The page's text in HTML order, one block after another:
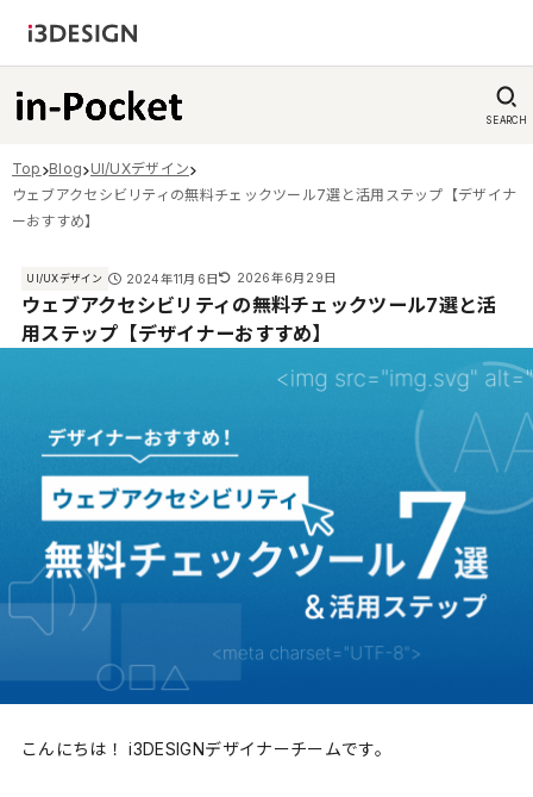
SEARCH
Top Blog UI/UXデザイン
ウェブアクセシビリティの無料チェックツール7選と活用ステップ【デザイナ
ーおすすめ】
UI/UXデザイン 2024年11月6日 2026年6月29日
ウェブアクセシビリティの無料チェックツール7選と活
用ステップ【デザイナーおすすめ】
こんにちは！ i3DESIGNデザイナーチームです。